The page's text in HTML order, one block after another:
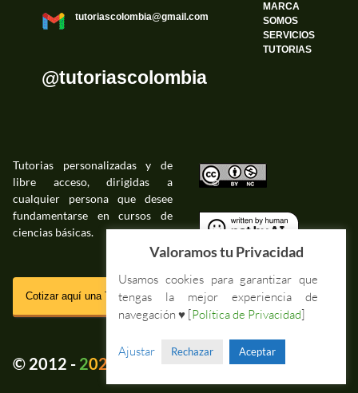
tutoriascolombia@gmail.com
@tutoriascolombia
MARCA
SOMOS
SERVICIOS
TUTORIAS
Tutorias personalizadas y de
libre acceso, dirigidas a
cualquier persona que desee
fundamentarse en cursos de
ciencias básicas.
Cotizar aquí una Tutoria Web
© 2012 - 202 💚
©
©
SSL
Valoramos tu Privacidad
Usamos cookies para garantizar que
tengas la mejor experiencia de
navegación ♥ [Política de Privacidad]
Ajustar Rechazar Aceptar